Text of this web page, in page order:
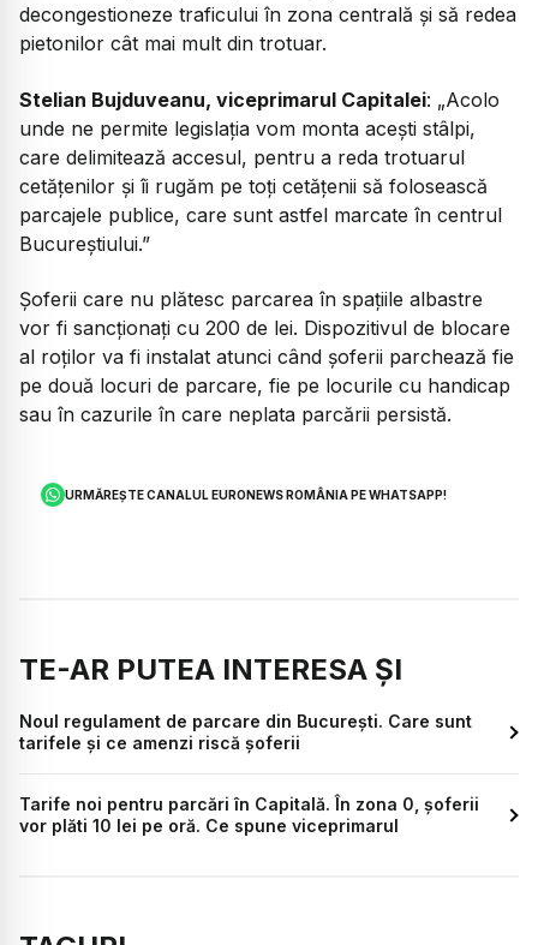
decongestioneze traficului în zona centrală și să redea
pietonilor cât mai mult din trotuar.
Stelian Bujduveanu, viceprimarul Capitalei: „Acolo
unde ne permite legislația vom monta acești stâlpi,
care delimitează accesul, pentru a reda trotuarul
cetățenilor și îi rugăm pe toți cetățenii să folosească
parcajele publice, care sunt astfel marcate în centrul
Bucureștiului.”
Șoferii care nu plătesc parcarea în spațiile albastre
vor fi sancționați cu 200 de lei. Dispozitivul de blocare
al roților va fi instalat atunci când șoferii parchează fie
pe două locuri de parcare, fie pe locurile cu handicap
sau în cazurile în care neplata parcării persistă.
URMĂREȘTE CANALUL EURONEWS ROMÂNIA PE WHATSAPP!
TE-AR PUTEA INTERESA ȘI
Noul regulament de parcare din București. Care sunt
tarifele și ce amenzi riscă șoferii
Tarife noi pentru parcări în Capitală. În zona 0, șoferii
vor plăti 10 lei pe oră. Ce spune viceprimarul